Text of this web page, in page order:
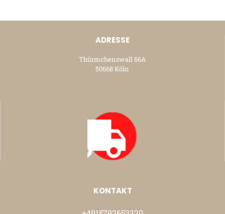
ADRESSE
Thürmchenswall 66A
50668 Köln
KONTAKT